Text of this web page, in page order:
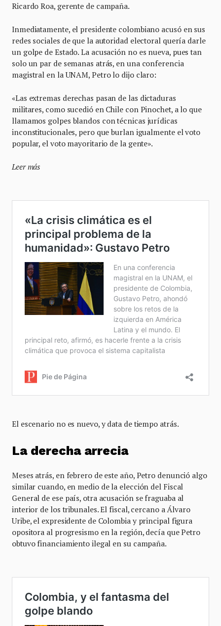
Ricardo Roa, gerente de campaña.
Inmediatamente, el presidente colombiano acusó en sus
redes sociales de que la autoridad electoral quería darle
un golpe de Estado. La acusación no es nueva, pues tan
solo un par de semanas atrás, en una conferencia
magistral en la UNAM, Petro lo dijo claro:
«Las extremas derechas pasan de las dictaduras
militares, como sucedió en Chile con Pinochet, a lo que
llamamos golpes blandos con técnicas jurídicas
inconstitucionales, pero que burlan igualmente el voto
popular, el voto mayoritario de la gente».
Leer más
El escenario no es nuevo, y data de tiempo atrás.
La derecha arrecia
Meses atrás, en febrero de este año, Petro denunció algo
similar cuando, en medio de la elección del Fiscal
General de ese país, otra acusación se fraguaba al
interior de los tribunales. El fiscal, cercano a Álvaro
Uribe, el expresidente de Colombia y principal figura
opositora al progresismo en la región, decía que Petro
obtuvo financiamiento ilegal en su campaña.